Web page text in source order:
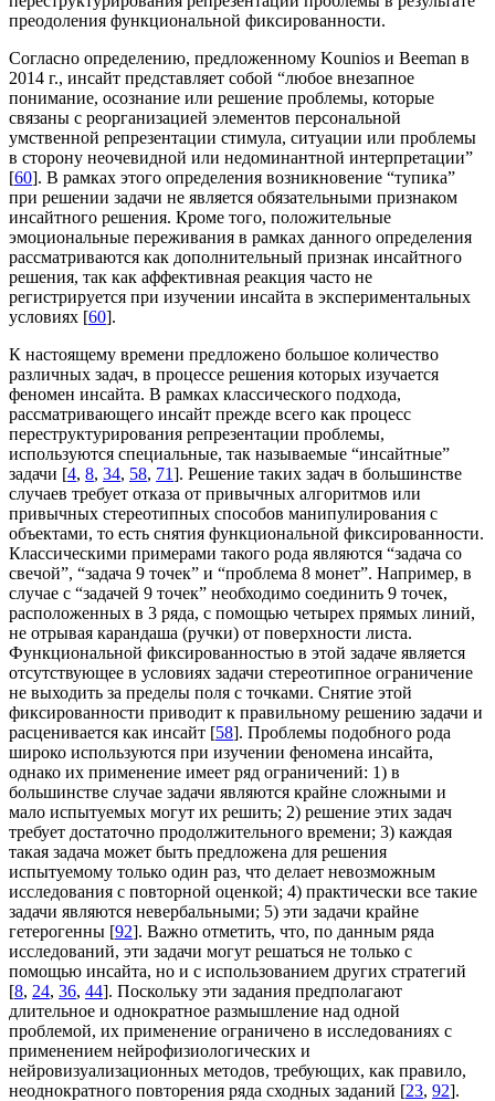
преодоления функциональной фиксированности.
Согласно определению, предложенному Kounios и Beeman в
2014 г., инсайт представляет собой “любое внезапное
понимание, осознание или решение проблемы, которые
связаны с реорганизацией элементов персональной
умственной репрезентации стимула, ситуации или проблемы
в сторону неочевидной или недоминантной интерпретации”
[60]. В рамках этого определения возникновение “тупика”
при решении задачи не является обязательными признаком
инсайтного решения. Кроме того, положительные
эмоциональные переживания в рамках данного определения
рассматриваются как дополнительный признак инсайтного
решения, так как аффективная реакция часто не
регистрируется при изучении инсайта в экспериментальных
условиях [60].
К настоящему времени предложено большое количество
различных задач, в процессе решения которых изучается
феномен инсайта. В рамках классического подхода,
рассматривающего инсайт прежде всего как процесс
переструктурирования репрезентации проблемы,
используются специальные, так называемые “инсайтные”
задачи [4, 8, 34, 58, 71]. Решение таких задач в большинстве
случаев требует отказа от привычных алгоритмов или
привычных стереотипных способов манипулирования с
объектами, то есть снятия функциональной фиксированности.
Классическими примерами такого рода являются “задача со
свечой”, “задача 9 точек” и “проблема 8 монет”. Например, в
случае с “задачей 9 точек” необходимо соединить 9 точек,
расположенных в 3 ряда, с помощью четырех прямых линий,
не отрывая карандаша (ручки) от поверхности листа.
Функциональной фиксированностью в этой задаче является
отсутствующее в условиях задачи стереотипное ограничение
не выходить за пределы поля с точками. Снятие этой
фиксированности приводит к правильному решению задачи и
расценивается как инсайт [58]. Проблемы подобного рода
широко используются при изучении феномена инсайта,
однако их применение имеет ряд ограничений: 1) в
большинстве случае задачи являются крайне сложными и
мало испытуемых могут их решить; 2) решение этих задач
требует достаточно продолжительного времени; 3) каждая
такая задача может быть предложена для решения
испытуемому только один раз, что делает невозможным
исследования с повторной оценкой; 4) практически все такие
задачи являются невербальными; 5) эти задачи крайне
гетерогенны [92]. Важно отметить, что, по данным ряда
исследований, эти задачи могут решаться не только с
помощью инсайта, но и с использованием других стратегий
[8, 24, 36, 44]. Поскольку эти задания предполагают
длительное и однократное размышление над одной
проблемой, их применение ограничено в исследованиях с
применением нейрофизиологических и
нейровизуализационных методов, требующих, как правило,
неоднократного повторения ряда сходных заданий [23, 92].